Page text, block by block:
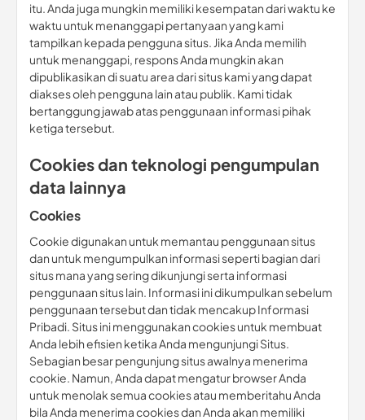
itu. Anda juga mungkin memiliki kesempatan dari waktu ke
waktu untuk menanggapi pertanyaan yang kami
tampilkan kepada pengguna situs. Jika Anda memilih
untuk menanggapi, respons Anda mungkin akan
dipublikasikan di suatu area dari situs kami yang dapat
diakses oleh pengguna lain atau publik. Kami tidak
bertanggung jawab atas penggunaan informasi pihak
ketiga tersebut.
Cookies dan teknologi pengumpulan
data lainnya
Cookies
Cookie digunakan untuk memantau penggunaan situs
dan untuk mengumpulkan informasi seperti bagian dari
situs mana yang sering dikunjungi serta informasi
penggunaan situs lain. Informasi ini dikumpulkan sebelum
penggunaan tersebut dan tidak mencakup Informasi
Pribadi. Situs ini menggunakan cookies untuk membuat
Anda lebih efisien ketika Anda mengunjungi Situs.
Sebagian besar pengunjung situs awalnya menerima
cookie. Namun, Anda dapat mengatur browser Anda
untuk menolak semua cookies atau memberitahu Anda
bila Anda menerima cookies dan Anda akan memiliki